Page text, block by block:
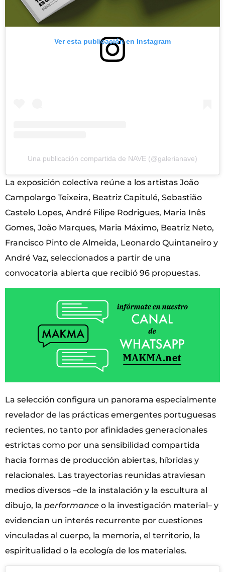
Ver esta publicación en Instagram
Una publicación compartida de NAVE (@galerianave)
La exposición colectiva reúne a los artistas João
Campolargo Teixeira, Beatriz Capitulé, Sebastião
Castelo Lopes, André Filipe Rodrigues, Maria Inês
Gomes, João Marques, Maria Máximo, Beatriz Neto,
Francisco Pinto de Almeida, Leonardo Quintaneiro y
André Vaz, seleccionados a partir de una
convocatoria abierta que recibió 96 propuestas.
La selección configura un panorama especialmente
revelador de las prácticas emergentes portuguesas
recientes, no tanto por afinidades generacionales
estrictas como por una sensibilidad compartida
hacia formas de producción abiertas, híbridas y
relacionales. Las trayectorias reunidas atraviesan
medios diversos –de la instalación y la escultura al
dibujo, la performance o la investigación material– y
evidencian un interés recurrente por cuestiones
vinculadas al cuerpo, la memoria, el territorio, la
espiritualidad o la ecología de los materiales.